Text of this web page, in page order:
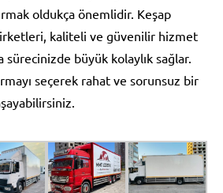
oldukça önemlidir. Keşap
kaliteli ve güvenilir hizmet
sürecinizde büyük kolaylık sağlar.
seçerek rahat ve sorunsuz bir